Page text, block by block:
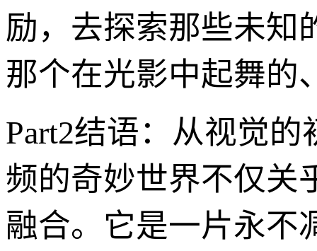
励，去探索那些未知
那个在光影中起舞的
Part2结语：从视觉
频的奇妙世界不仅关
融合。它是一片永不